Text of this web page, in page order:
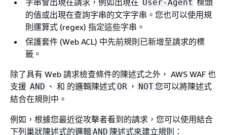
字串會出現在請求，例如出現在 User-Agent 標頭
的值或出現在查詢字串的文字字串。您也可以使用規
則運算式 (regex) 指定這些字串。
保護套件 (Web ACL) 中先前規則已新增至請求的標
籤。
除了具有 Web 請求檢查條件的陳述式之外， AWS WAF 也
支援 AND 、 和 的邏輯陳述式 OR ， NOT您可以將陳述式
結合在規則中。
例如，根據您最近從攻擊者看到的請求，您可以使用結合
下列巢狀陳述式的邏輯AND 陳述式來建立規則：